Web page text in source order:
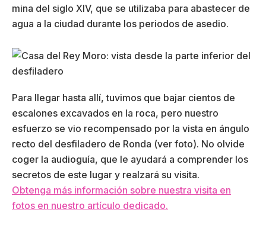
mina del siglo XIV, que se utilizaba para abastecer de
agua a la ciudad durante los periodos de asedio.
Para llegar hasta allí, tuvimos que bajar cientos de
escalones excavados en la roca, pero nuestro
esfuerzo se vio recompensado por la vista en ángulo
recto del desfiladero de Ronda (ver foto). No olvide
coger la audioguía, que le ayudará a comprender los
secretos de este lugar y realzará su visita.
Obtenga más información sobre nuestra visita en
fotos en nuestro artículo dedicado.